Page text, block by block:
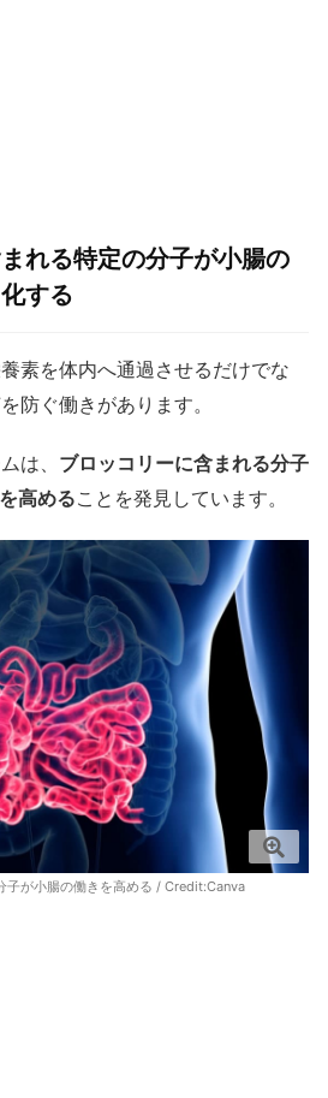
れる特定の分子が小腸の
する
素を体内へ通過させるだけでな
防ぐ働きがあります。
は、 ブロッコリーに含まれる分子
高めることを発見しています。
子が小腸の働きを高める / Credit:Canva